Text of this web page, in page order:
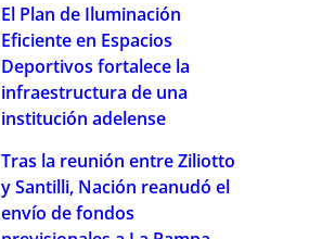
El Plan de Iluminación
Eficiente en Espacios
Deportivos fortalece la
infraestructura de una
institución adelense
Tras la reunión entre Ziliotto
y Santilli, Nación reanudó el
envío de fondos